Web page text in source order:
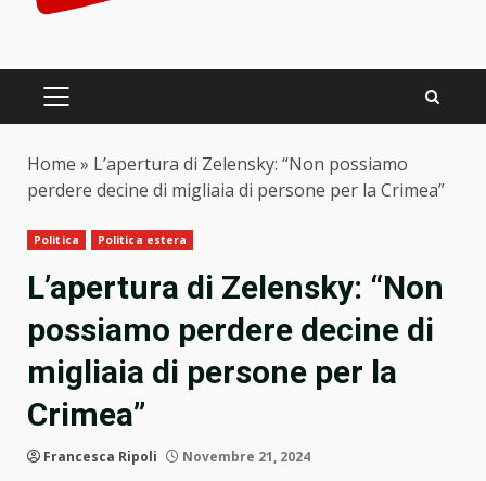
PRIMARY
Home » L’apertura di Zelensky: “Non possiamo
perdere decine di migliaia di persone per la Crimea”
Politica Politica estera
L’apertura di Zelensky: “Non
possiamo perdere decine di
migliaia di persone per la
Crimea”
Francesca Ripoli Novembre 21, 2024